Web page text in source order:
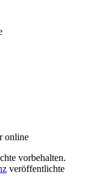
online
vorbehalten.
veröffentlichte